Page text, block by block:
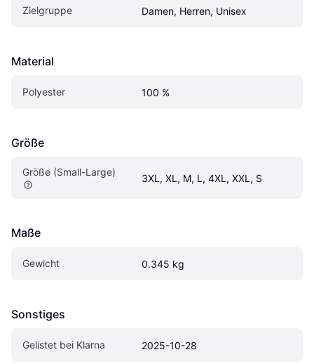
Zielgruppe Damen, Herren, Unisex
Material
Polyester 100 %
Größe
Größe (Small-Large)
3XL, XL, M, L, 4XL, XXL, S
Maße
Gewicht 0.345 kg
Sonstiges
Gelistet bei Klarna 2025-10-28